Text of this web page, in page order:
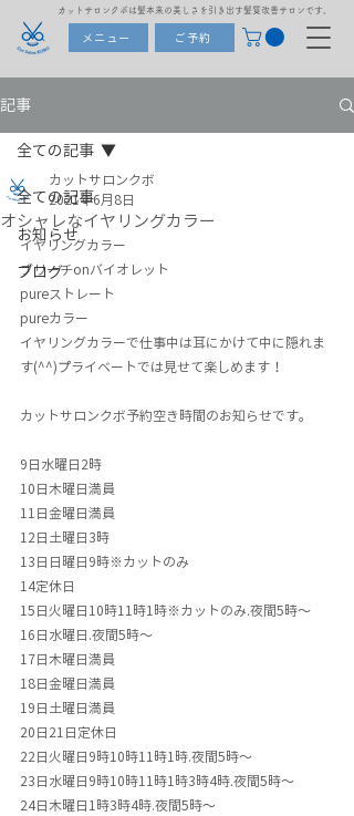
カットサロンクボは髪本来の美しさを引き出す髪質改善サロンです。
ご予約
メニュー
記事
全ての記事
お知らせ
ブログ
全ての記事
オシャレなイヤリングカラー
カットサロンクボ
2021年6月8日
イヤリングカラー
ブリーチonバイオレット
pureストレート
pureカラー
イヤリングカラーで仕事中は耳にかけて中に隠れま
す(^^)プライベートでは見せて楽しめます！
カットサロンクボ予約空き時間のお知らせです。
9日水曜日2時
10日木曜日満員
11日金曜日満員
12日土曜日3時
13日日曜日9時※カットのみ
14定休日
15日火曜日10時11時1時※カットのみ.夜間5時〜
16日水曜日.夜間5時〜
17日木曜日満員
18日金曜日満員
19日土曜日満員
20日21日定休日
22日火曜日9時10時11時1時.夜間5時〜
23日水曜日9時10時11時1時3時4時.夜間5時〜
24日木曜日1時3時4時.夜間5時〜